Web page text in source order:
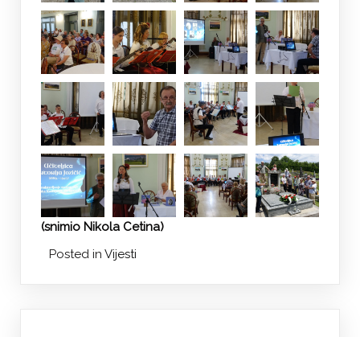
(snimio Nikola Cetina)
Posted in Vijesti